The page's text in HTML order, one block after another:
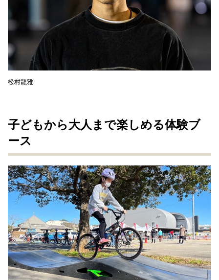
松村龍雅
子どもから大人まで楽しめる体験ブ
ース